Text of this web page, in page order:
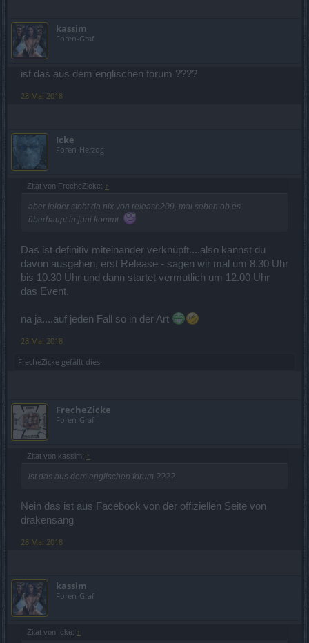
kassim
Foren-Graf
ist das aus dem englischen forum ????
28 Mai 2018
Icke
Foren-Herzog
Zitat von FrecheZicke: ↑
aber leider steht da nix von release209, mal sehen ob es
überhaupt in juni kommt.
Das ist definitiv miteinander verknüpft....also kannst du
davon ausgehen, erst Release - sagen wir mal um 8.30 Uhr
bis 10.30 Uhr und dann startet vermutlich um 12.00 Uhr
das Event.
na ja....auf jeden Fall so in der Art
28 Mai 2018
FrecheZicke gefällt dies.
FrecheZicke
Foren-Graf
Zitat von kassim: ↑
ist das aus dem englischen forum ????
Nein das ist aus Facebook von der offiziellen Seite von
drakensang
28 Mai 2018
kassim
Foren-Graf
Zitat von Icke: ↑